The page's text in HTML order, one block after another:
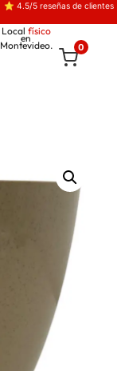
⭐ 4.5/5 reseñas de clientes
Local físico
en
Montevideo. 0